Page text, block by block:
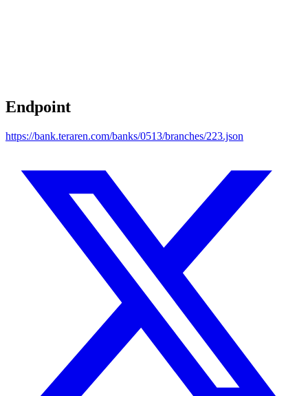
Endpoint
https://bank.teraren.com/banks/0513/branches/223.json